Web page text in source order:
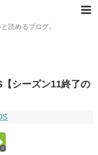
読めるブログ。
【シーズン11終了の
0